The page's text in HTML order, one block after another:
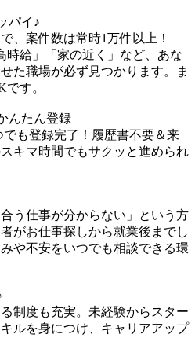
パイ♪
、案件数は常時1万件以上！
時給」「家の近く」など、あな
た職場が必ず見つかります。ま
す。
んたん登録
でも登録完了！履歴書不要＆来
キマ時間でもサクッと進められ
う仕事が分からない」という方
がお仕事探しから就業後までし
や不安をいつでも相談できる環
制度も充実。未経験からスター
ルを身につけ、キャリアアップ